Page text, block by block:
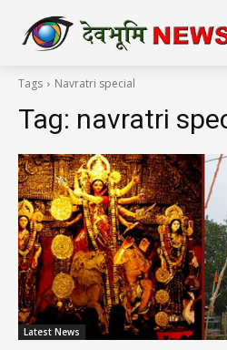
Tags Navratri special
Tag: navratri
Latest News